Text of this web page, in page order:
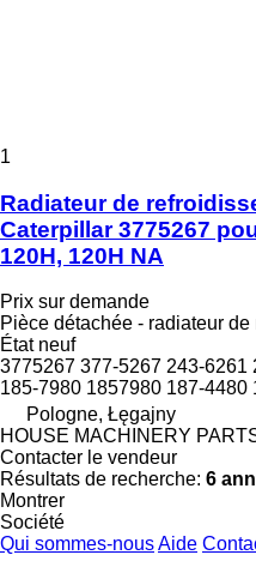
1
Radiateur de
Caterpillar 3775267
120H, 120H NA
Prix sur demande
Pièce détachée - radiateur
Étatneuf
3775267 377-5267 243-
185-7980 1857980 187-4480
Pologne, Łęgajny
HOUSE MACHINERY
Contacter le vendeur
Résultats de recherche: 6
Montrer
Société
Qui sommes-nousAide